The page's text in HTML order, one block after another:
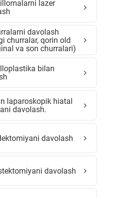
lazer
davolash
churralar, qorin old
va son churralari)
bilan
laparoskopik hiatal
davolash.
davolash
davolash